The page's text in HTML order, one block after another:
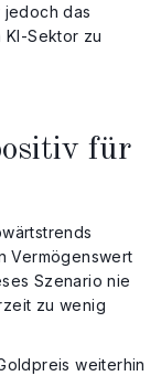
jedoch das
KI-Sektor zu
für
Vermögenswert
Szenario nie
zu wenig
weiterhin